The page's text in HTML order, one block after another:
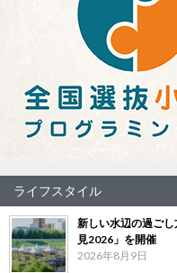
ライフスタイル
新しい水辺の過ご
見2026」を開催
2026年8月9日